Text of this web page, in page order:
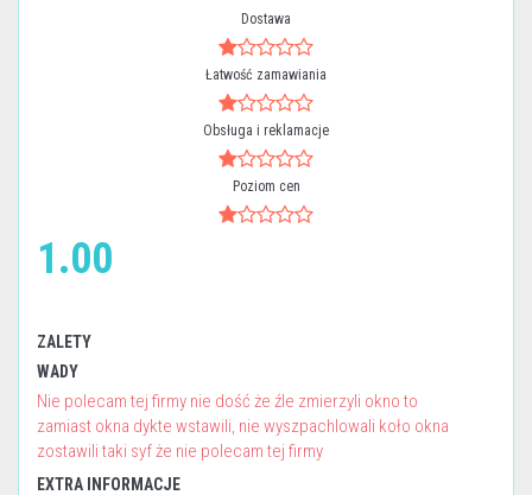
Dostawa
Łatwość zamawiania
Obsługa i reklamacje
Poziom cen
1.00
ZALETY
WADY
Nie polecam tej firmy nie dość że źle zmierzyli okno to
zamiast okna dykte wstawili, nie wyszpachlowali koło okna
zostawili taki syf że nie polecam tej firmy
EXTRA INFORMACJE